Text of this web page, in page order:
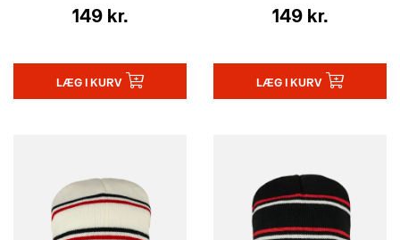
149 kr.
LÆG I KURV
149 kr.
LÆG I KURV